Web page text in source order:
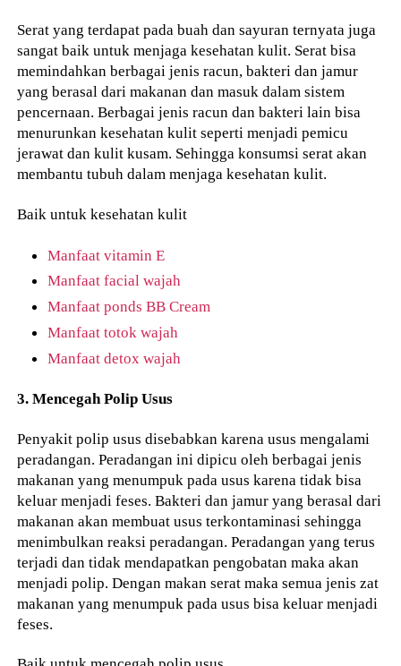
Serat yang terdapat pada buah dan sayuran ternyata juga
sangat baik untuk menjaga kesehatan kulit. Serat bisa
memindahkan berbagai jenis racun, bakteri dan jamur
yang berasal dari makanan dan masuk dalam sistem
pencernaan. Berbagai jenis racun dan bakteri lain bisa
menurunkan kesehatan kulit seperti menjadi pemicu
jerawat dan kulit kusam. Sehingga konsumsi serat akan
membantu tubuh dalam menjaga kesehatan kulit.
Baik untuk kesehatan kulit
Manfaat vitamin E
Manfaat facial wajah
Manfaat ponds BB Cream
Manfaat totok wajah
Manfaat detox wajah
3. Mencegah Polip Usus
Penyakit polip usus disebabkan karena usus mengalami
peradangan. Peradangan ini dipicu oleh berbagai jenis
makanan yang menumpuk pada usus karena tidak bisa
keluar menjadi feses. Bakteri dan jamur yang berasal dari
makanan akan membuat usus terkontaminasi sehingga
menimbulkan reaksi peradangan. Peradangan yang terus
terjadi dan tidak mendapatkan pengobatan maka akan
menjadi polip. Dengan makan serat maka semua jenis zat
makanan yang menumpuk pada usus bisa keluar menjadi
feses.